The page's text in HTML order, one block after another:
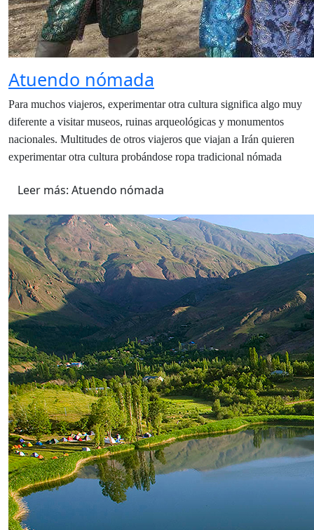
Atuendo nómada
Para muchos viajeros, experimentar otra cultura significa algo muy
diferente a visitar museos, ruinas arqueológicas y monumentos
nacionales. Multitudes de otros viajeros que viajan a Irán quieren
experimentar otra cultura probándose ropa tradicional nómada
Leer más: Atuendo nómada